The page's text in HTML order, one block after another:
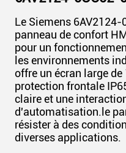
Le Siemens 6AV2124-
panneau de confort
pour un
les environnements
offre un écran large de
protection frontale
claire et une
d'automatisation.le
résister à des
diverses applications.